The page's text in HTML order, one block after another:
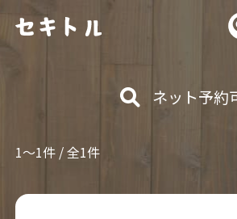
ネット予約
1～1件 / 全1件